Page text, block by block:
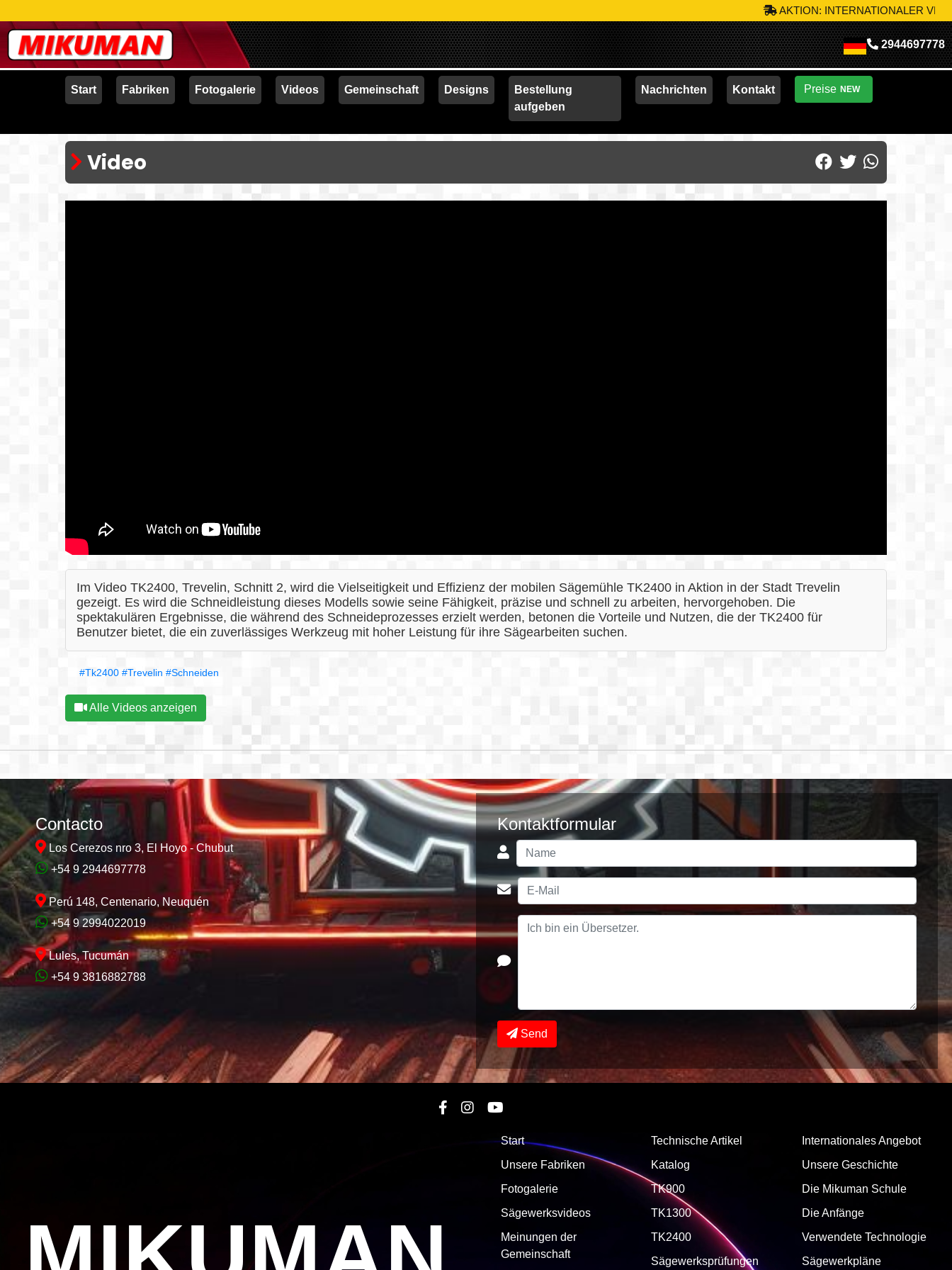
AKTION: INTERNATIONALER
2944697778
Start Fabriken Fotogalerie Videos Gemeinschaft Designs
Bestellung
aufgeben
Nachrichten Kontakt Preise NEW
Video
Im Video TK2400, Trevelin, Schnitt 2, wird die Vielseitigkeit und Effizienz der mobilen Sägemühle TK2400 in Aktion in der Stadt Trevelin
gezeigt. Es wird die Schneidleistung dieses Modells sowie seine Fähigkeit, präzise und schnell zu arbeiten, hervorgehoben. Die
spektakulären Ergebnisse, die während des Schneideprozesses erzielt werden, betonen die Vorteile und Nutzen, die der TK2400 für
Benutzer bietet, die ein zuverlässiges Werkzeug mit hoher Leistung für ihre Sägearbeiten suchen.
#Tk2400 #Trevelin #Schneiden
Alle Videos anzeigen
Contacto
Los Cerezos nro 3, El Hoyo - Chubut
+54 9 2944697778
Perú 148, Centenario, Neuquén
+54 9 2994022019
Lules, Tucumán
+54 9 3816882788
Kontaktformular
Send
Start
Unsere Fabriken
Fotogalerie
Sägewerksvideos
Meinungen der
Gemeinschaft
Technische Artikel
Katalog
TK900
TK1300
TK2400
Sägewerksprüfungen
Internationales Angebot
Unsere Geschichte
Die Mikuman Schule
Die Anfänge
Verwendete Technologie
Sägewerkpläne